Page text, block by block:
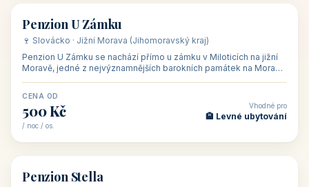
🏡 penzion
Penzion U Zámku
🍷 Slovácko · Jižní Morava (Jihomoravský kraj)
Penzion U Zámku se nachází přímo u zámku v Miloticích na jižní
Moravě, jedné z nejvýznamnějších barokních památek na Moravě,
CENA OD
500 Kč
/ noc / os.
Vhodné pro
🏨 Levné ubytování
🏡 penzion
Penzion Stella